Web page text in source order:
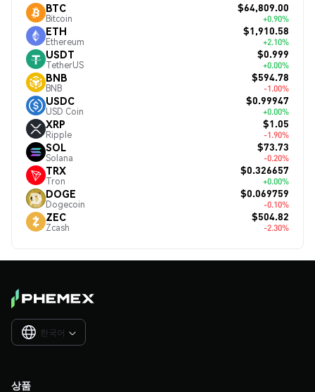
BTC
Bitcoin
$64,809.00
+0.90%
ETH
Ethereum
$1,910.58
+2.10%
USDT
TetherUS
$0.999
+0.00%
BNB
BNB
$594.78
-1.00%
USDC
USD Coin
$0.99947
+0.00%
XRP
Ripple
$1.05
-1.90%
SOL
Solana
$73.73
-0.20%
TRX
Tron
$0.326657
+0.00%
DOGE
Dogecoin
$0.069759
-0.10%
ZEC
Zcash
$504.82
-2.30%
한국어 
상품